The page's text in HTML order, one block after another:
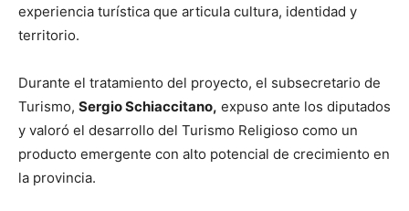
experiencia turística que articula cultura, identidad y
territorio.
Durante el tratamiento del proyecto, el subsecretario de
Turismo, Sergio Schiaccitano, expuso ante los diputados
y valoró el desarrollo del Turismo Religioso como un
producto emergente con alto potencial de crecimiento en
la provincia.